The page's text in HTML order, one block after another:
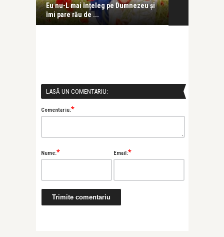
Eu nu-L mai înțeleg pe Dumnezeu și
îmi pare rău de ...
LASĂ UN COMENTARIU:
Comentariu:*
Nume:* Email:*